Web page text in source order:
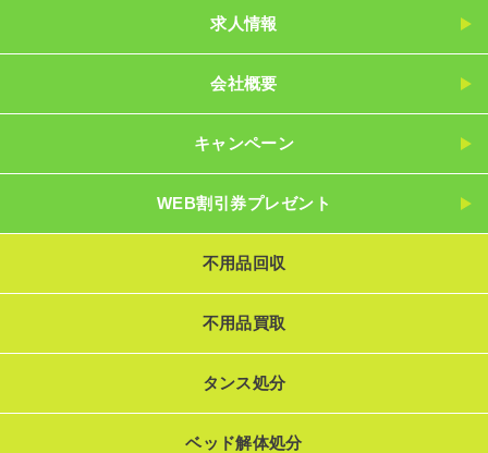
求人情報
会社概要
キャンペーン
WEB割引券プレゼント
不用品回収
不用品買取
タンス処分
ベッド解体処分